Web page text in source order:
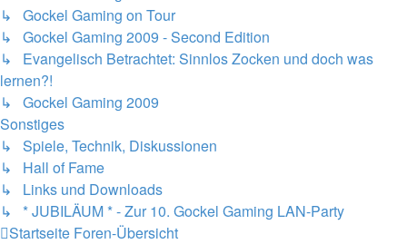
↳ Gockel Gaming on Tour
↳ Gockel Gaming 2009 - Second Edition
↳ Evangelisch Betrachtet: Sinnlos Zocken und doch was
lernen?!
↳ Gockel Gaming 2009
Sonstiges
↳ Spiele, Technik, Diskussionen
↳ Hall of Fame
↳ Links und Downloads
↳ * JUBILÄUM * - Zur 10. Gockel Gaming LAN-Party
Startseite Foren-Übersicht